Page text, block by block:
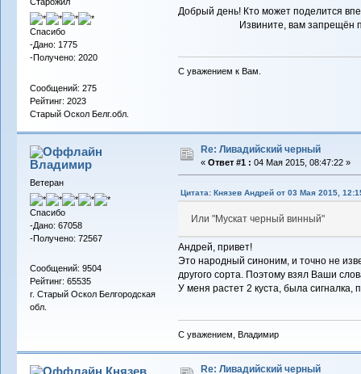
Спасибо
-Дано: 1775
-Получено: 2020
Сообщений: 275
Рейтинг: 2023
Старый Оскол Белг.обл.
Добрый день! Кто может поделится
Извините, вам запрещён
С уважением к Вам.
Владимиp
Ветеран
Спасибо
-Дано: 67058
-Получено: 72567
Сообщений: 9504
Рейтинг: 65535
г. Старый Оскол Белгородская
обл.
Re: Ливадийский черный
« Ответ #1 : 04 Мая 2015, 08:47:22 »
Цитата: Князев Андрей от 03 Мая 2015,
Или "Мускат черный винный"
Андрей, привет!
Это народный синоним, и точно не
другого сорта. Поэтому взял Ваши
У меня растет 2 куста, была сигналка,
С уважением, Владимир
Re: Ливадийский черный